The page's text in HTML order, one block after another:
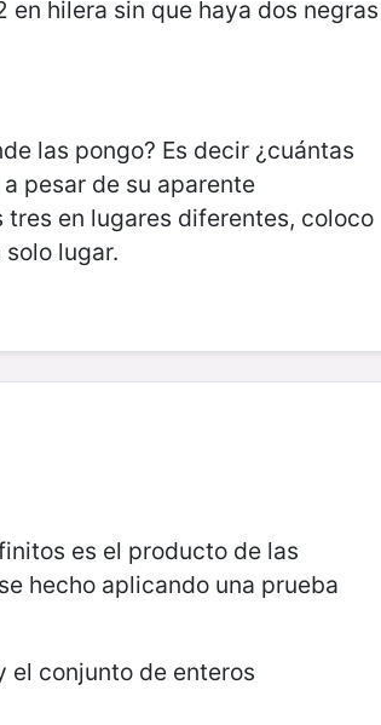
en hilera sin que haya dos negras
las pongo? Es decir ¿cuántas
pesar de su aparente
en lugares diferentes, coloco
lugar.
es el producto de las
hecho aplicando una prueba
el conjunto de enteros